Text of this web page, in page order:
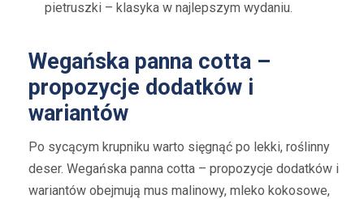
pietruszki – klasyka w najlepszym wydaniu.
Wegańska panna cotta –
propozycje dodatków i
wariantów
Po sycącym krupniku warto sięgnąć po lekki, roślinny
deser. Wegańska panna cotta – propozycje dodatków i
wariantów obejmują mus malinowy, mleko kokosowe,